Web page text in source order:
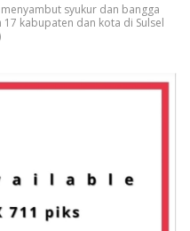
syukur dan bangga
kabupaten dan kota di Sulsel